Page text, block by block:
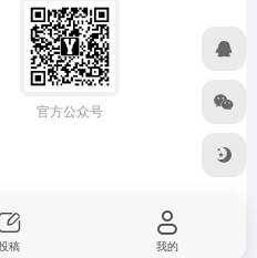
官方公众号
稿 我的